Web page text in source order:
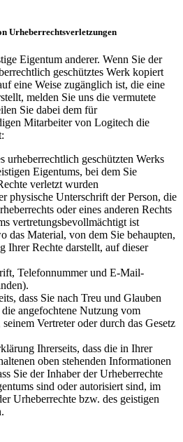
Urheberrechtsverletzungen
Eigentum anderer. Wenn Sie der
geschütztes Werk kopiert
eine Weise zugänglich ist, die eine
melden Sie uns die vermutete
Sie dabei dem für
Mitarbeiter von Logitech die
urheberrechtlich geschützten Werks
Eigentums, bei dem Sie
verletzt wurden
physische Unterschrift der Person, die
oder eines anderen Rechts
vertretungsbevollmächtigt ist
das Material, von dem Sie behaupten,
Ihrer Rechte darstellt, auf dieser
Telefonnummer und E-Mail-
dass Sie nach Treu und Glauben
angefochtene Nutzung vom
Vertreter oder durch das Gesetz
Ihrerseits, dass die in Ihrer
oben stehenden Informationen
Sie der Inhaber der Urheberrechte
sind oder autorisiert sind, im
Urheberrechte bzw. des geistigen